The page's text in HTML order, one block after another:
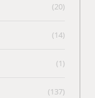
(20)
(14)
(1)
(137)